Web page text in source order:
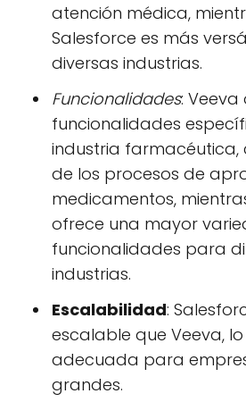
atención médica,
Salesforce es más
diversas industrias.
Funcionalidades: Veeva
funcionalidades
industria farmacéutica,
de los procesos de
medicamentos,
ofrece una mayor
funcionalidades para
industrias.
Escalabilidad:
escalable que Veeva,
adecuada para
grandes.